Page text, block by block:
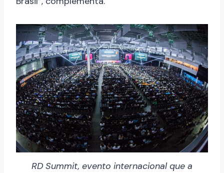
RD Summit, evento internacional que a